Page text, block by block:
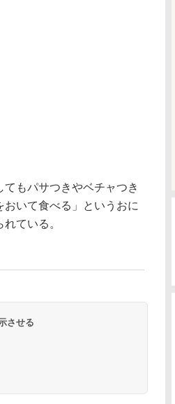
もパサつきやベチャつき
いて食べる」というおに
ている。
させる